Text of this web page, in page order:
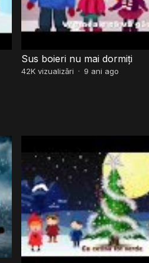
Sus boieri nu mai dormiți
42Kvizualizări · 9 ani ago